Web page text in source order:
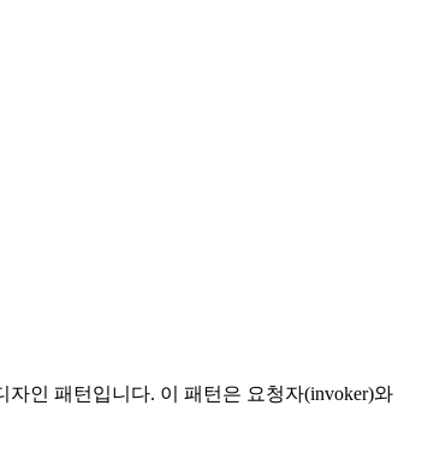
인 패턴입니다. 이 패턴은 요청자(invoker)와